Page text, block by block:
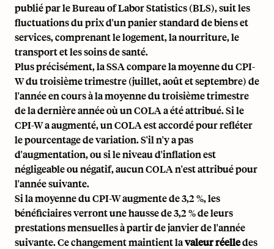
publié par leBureau of Labor Statistics (BLS), suit les
fluctuations du prix d'un panier standard de biens et
services, comprenant le logement, la nourriture, le
transport et les soins de santé.
Plus précisément, la SSA compare la moyenne du CPI-
W du troisième trimestre (juillet, août et septembre) de
l'année en cours à la moyenne du troisième trimestre
de la dernière année où un COLA a été attribué. Si le
CPI-W a augmenté, un COLA est accordé pour refléter
le pourcentage de variation. S'il n'y a pas
d'augmentation, ou si le niveau d'inflation est
négligeable ou négatif, aucun COLA n'est attribué pour
l'année suivante.
Si la moyenne du CPI-W augmente de 3,2 %, les
bénéficiaires verront une hausse de 3,2 % de leurs
prestations mensuelles à partir de janvier de l'année
suivante. Ce changement maintient lavaleur réelledes